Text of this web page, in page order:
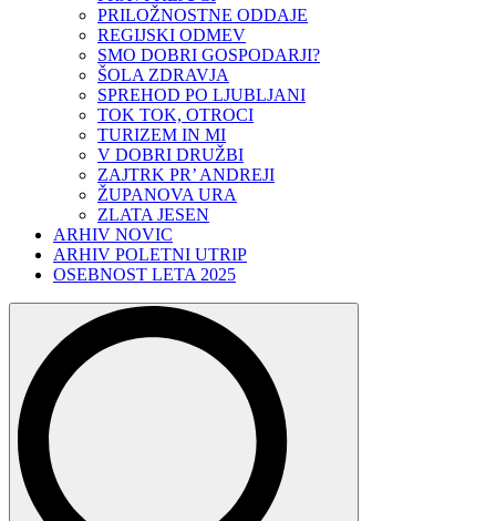
PRILOŽNOSTNE ODDAJE
REGIJSKI ODMEV
SMO DOBRI GOSPODARJI?
ŠOLA ZDRAVJA
SPREHOD PO LJUBLJANI
TOK TOK, OTROCI
TURIZEM IN MI
V DOBRI DRUŽBI
ZAJTRK PR’ ANDREJI
ŽUPANOVA URA
ZLATA JESEN
ARHIV NOVIC
ARHIV POLETNI UTRIP
OSEBNOST LETA 2025